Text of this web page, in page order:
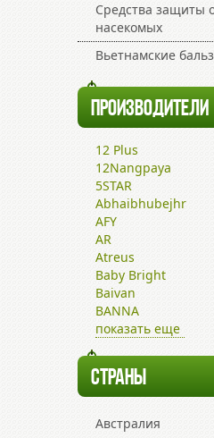
Средства защиты
насекомых
Вьетнамские
ПРОИЗВОДИТЕЛИ
12 Plus
12Nangpaya
5STAR
Abhaibhubejhr
AFY
AR
Atreus
Baby Bright
Baivan
BANNA
показать еще
СТРАНЫ
Австралия